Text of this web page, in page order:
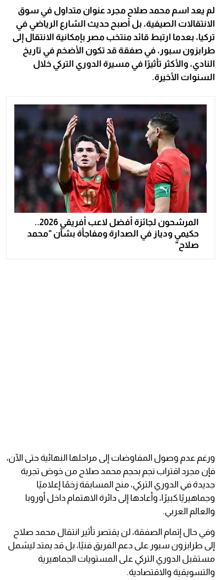
لم يعد اسم محمد صلاح مجرد عنوان متداول في سوق
الانتقالات الصيفية، بل أصبح حديث الشارع الرياضي في
تركيا، بعدما ارتبط قائد منتخب مصر بإمكانية الانتقال إلى
طرابزون سبور، في صفقة قد تكون الأضخم في تاريخ
النادي، والأكثر تأثيرًا في مسيرة الدوري التركي خلال
السنوات الأخيرة.
المرشحون لجائزة أفضل لاعب أفريقي 2026..
حكيمي ودياز في الصدارة ومفاجأة بشأن "محمد
صلاح"
ورغم عدم وصول المفاوضات إلى مراحلها النهائية حتى الآن،
فإن مجرد اقتراب نجم بحجم محمد صلاح من خوض تجربة
جديدة في الدوري التركي، منح المسابقة زخمًا إعلاميًا
وجماهيريًا كبيرًا، وأعادها إلى دائرة الاهتمام داخل أوروبا
والعالم العربي.
وفي حال إتمام الصفقة، لن يقتصر تأثير انتقال محمد صلاح
إلى طرابزون سبور على دعم الفريق فنيًا، بل قد يمتد ليشمل
مستقبل الدوري التركي على المستويات الجماهيرية
والتسويقية والاقتصادية.